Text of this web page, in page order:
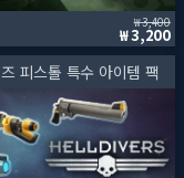
3,400
3,200
피스톨 특수 아이템 팩